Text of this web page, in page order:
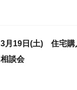
3月19日(土) 住宅購
相談会